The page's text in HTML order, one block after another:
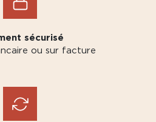
sécurisé
ou sur facture